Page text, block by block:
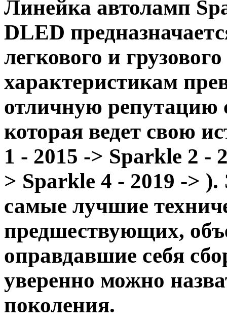
Линейка автоламп
DLED
легкового и
характеристикам
отличную репутацию
которая ведет свою
1 - 2015 -> Sparkle 2 -
> Sparkle 4 - 2019 -> ).
самые лучшие
предшествующих,
оправдавшие себя
уверенно можно
поколения.